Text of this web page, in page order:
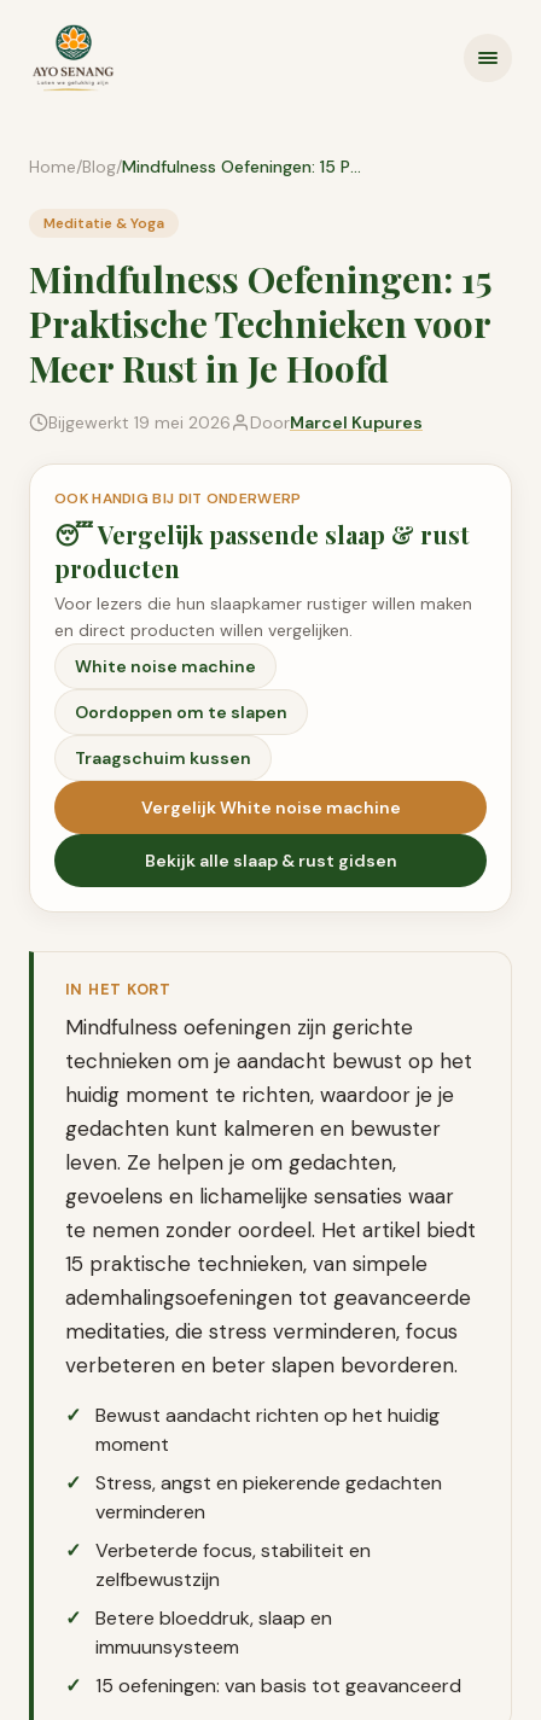
Home/Blog/ Mindfulness Oefeningen: 15 Praktische Technieken voor Meer Rust in Je Hoofd
Meditatie & Yoga
Mindfulness Oefeningen: 15
Praktische Technieken voor
Meer Rust in Je Hoofd
Bijgewerkt 19 mei 2026 DoorMarcel Kupures
OOK HANDIG BIJ DIT ONDERWERP
😴Vergelijk passende slaap & rust
producten
Voor lezers die hun slaapkamer rustiger willen maken
en direct producten willen vergelijken.
White noise machine
Oordoppen om te slapen
Traagschuim kussen
VergelijkWhite noise machine
Bekijk alle slaap & rust gidsen
IN HET KORT
Mindfulness oefeningen zijn gerichte
technieken om je aandacht bewust op het
huidig moment te richten, waardoor je je
gedachten kunt kalmeren en bewuster
leven. Ze helpen je om gedachten,
gevoelens en lichamelijke sensaties waar
te nemen zonder oordeel. Het artikel biedt
15 praktische technieken, van simpele
ademhalingsoefeningen tot geavanceerde
meditaties, die stress verminderen, focus
verbeteren en beter slapen bevorderen.
Bewust aandacht richten op het huidig
moment
Stress, angst en piekerende gedachten
verminderen
Verbeterde focus, stabiliteit en
zelfbewustzijn
Betere bloeddruk, slaap en
immuunsysteem
15 oefeningen: van basis tot geavanceerd